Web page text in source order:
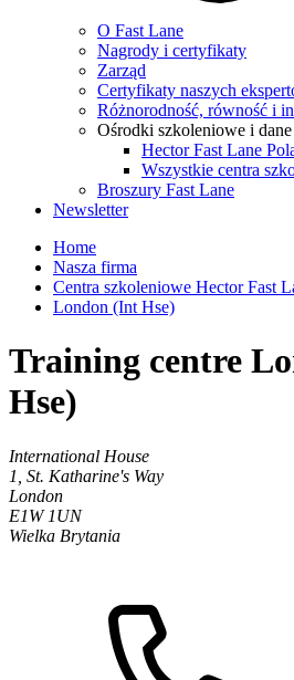
O Fast Lane
Nagrody i certyfikaty
Zarząd
Certyfikaty naszych
Różnorodność, równość i
Ośrodki szkoleniowe i
Hector Fast Lane
Wszystkie centra
Broszury Fast Lane
Newsletter
Home
Nasza firma
Centra szkoleniowe Hector Fast
London (Int Hse)
Training centre
Hse)
International House
1, St. Katharine's Way
London
E1W 1UN
Wielka Brytania